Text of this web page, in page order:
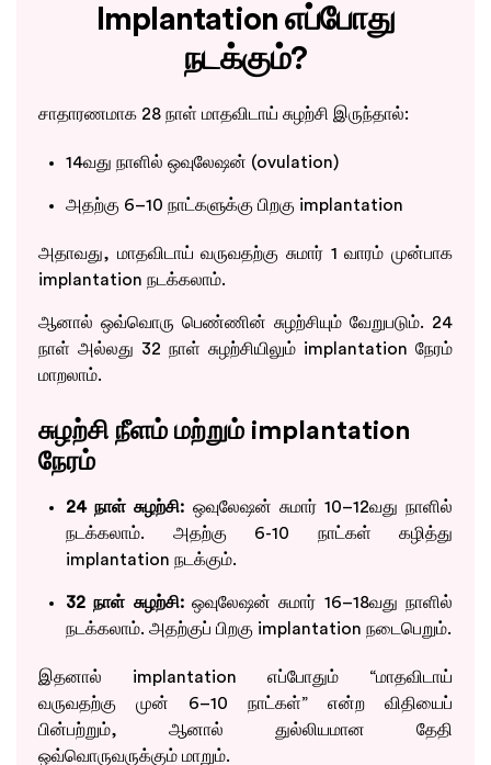
Implantation எப்போது
நடக்கும்?
சாதாரணமாக 28 நாள் மாதவிடாய் சுழற்சி இருந்தால்:
14வது நாளில் ஒவுலேஷன் (ovulation)
அதற்கு 6–10 நாட்களுக்கு பிறகு implantation
அதாவது, மாதவிடாய் வருவதற்கு சுமார் 1 வாரம் முன்பாக
implantation நடக்கலாம்.
ஆனால் ஒவ்வொரு பெண்ணின் சுழற்சியும் வேறுபடும். 24
நாள் அல்லது 32 நாள் சுழற்சியிலும் implantation நேரம்
மாறலாம்.
சுழற்சி நீளம் மற்றும் implantation
நேரம்
24 நாள் சுழற்சி: ஒவுலேஷன் சுமார் 10–12வது நாளில்
நடக்கலாம். அதற்கு 6-10 நாட்கள் கழித்து
implantation நடக்கும்.
32 நாள் சுழற்சி:ஒவுலேஷன் சுமார் 16–18வது நாளில்
நடக்கலாம். அதற்குப் பிறகு implantation நடைபெறும்.
இதனால் implantation எப்போதும் “மாதவிடாய்
வருவதற்கு முன் 6–10 நாட்கள்” என்ற விதியைப்
பின்பற்றும், ஆனால் துல்லியமான தேதி
ஒவ்வொருவருக்கும் மாறும்.